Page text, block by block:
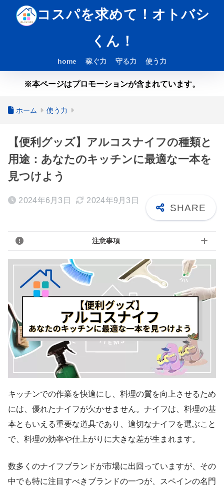
コスパを求めて！オトバシ
くん！
home 稼ぐ力 守る力 使う力
※本ページはプロモーションが含まれています。
ホーム 使う力
【便利グッズ】アルコスナイフの種類と
用途：あなたのキッチンに最適な一本を
見つけよう
2024年6月3日 2024年9月3日
注意事項
キッチンでの作業を快適にし、料理の質を向上させるため
には、優れたナイフが欠かせません。ナイフは、料理の基
本ともいえる重要な道具であり、適切なナイフを選ぶこと
で、料理の効率や仕上がりに大きな差が生まれます。
数多くのナイフブランドが市場に出回っていますが、その
中でも特に注目すべきブランドの一つが、スペインの名門